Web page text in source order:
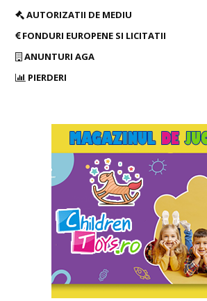
AUTORIZATII DE MEDIU
FONDURI EUROPENE SI LICITATII
ANUNTURI AGA
PIERDERI